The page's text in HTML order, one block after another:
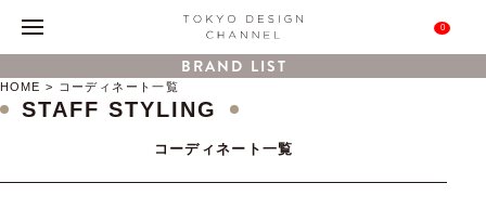
0
BRAND LIST
HOME コーディネート一覧
STAFF STYLING
コーディネート一覧